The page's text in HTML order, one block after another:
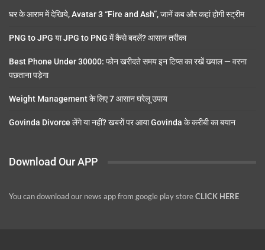
घर के आराम में देखिये, Avatar 3 “Fire and Ash”, जानें कब और कहां होगी स्ट्रीम
PNG to JPG या JPG to PNG में कैसे बदलें? आसान तरीका
Best Phone Under 30000: फोन खरीदते समय इन टिप्स का रखें ख्याल — वरना
पछताना पड़ेगा
Weight Management के लिए 7 आसान घरेलू उपाय
Govinda Divorce लेंगे या नहीं? खबरों पर आया Govinda के करीबी का बयान
Download Our APP
You can download our news app from google play storeCLICK HERE